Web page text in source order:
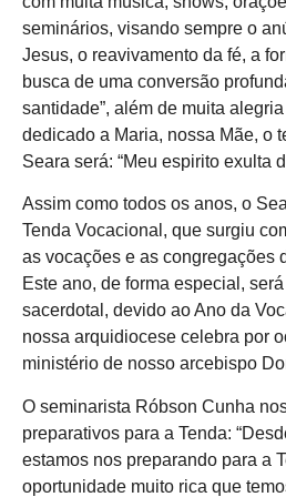
seminários, visando sempre o
Jesus, o reavivamento da fé, a
busca de uma conversão
santidade”, além de muita
dedicado a Maria, nossa Mãe, o
Seara será: “Meu espirito exulta
Assim como todos os anos, o
Tenda Vocacional, que surgiu
as vocações e as congregações
Este ano, de forma especial,
sacerdotal, devido ao Ano da
nossa arquidiocese celebra por
ministério de nosso arcebispo
O seminarista Róbson Cunha
preparativos para a Tenda:
estamos nos preparando para a
oportunidade muito rica que